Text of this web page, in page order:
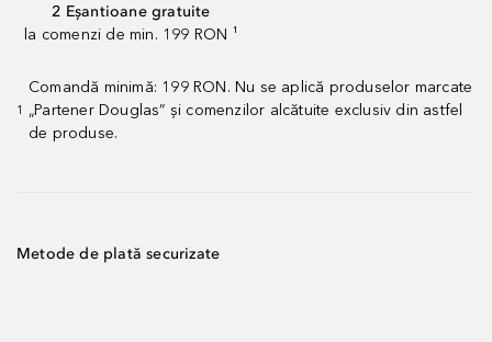
2 Eșantioane gratuite
la comenzi de min. 199 RON ¹
1
Comandă minimă: 199 RON. Nu se aplică produselor marcate
„Partener Douglas” și comenzilor alcătuite exclusiv din astfel
de produse.
Metode de plată securizate